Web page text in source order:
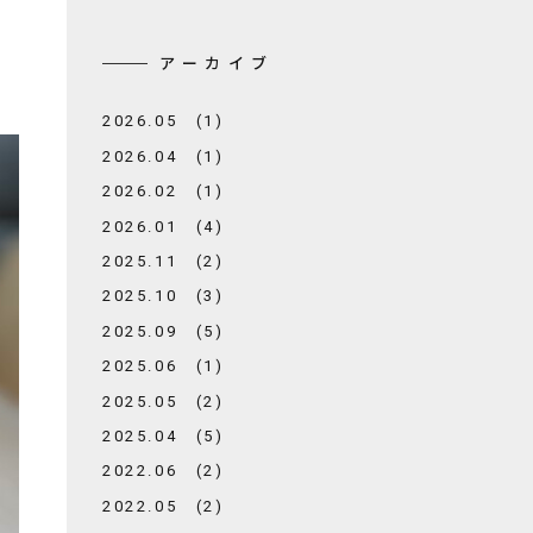
アーカイブ
2026.05 (1)
2026.04 (1)
2026.02 (1)
2026.01 (4)
2025.11 (2)
2025.10 (3)
2025.09 (5)
2025.06 (1)
2025.05 (2)
2025.04 (5)
2022.06 (2)
2022.05 (2)